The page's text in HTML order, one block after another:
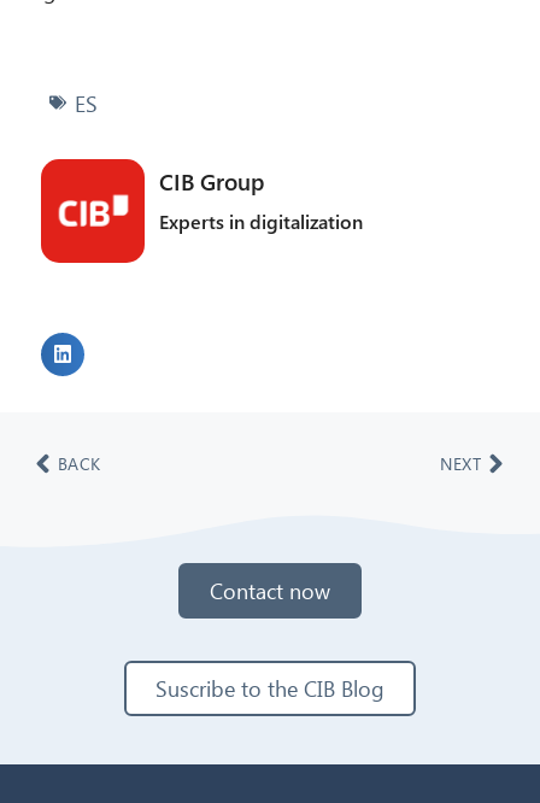
ES
CIB Group
Experts in digitalization
BACK NEXT
Contact now
Suscribe to the CIB Blog
Hello! What can I do for you?